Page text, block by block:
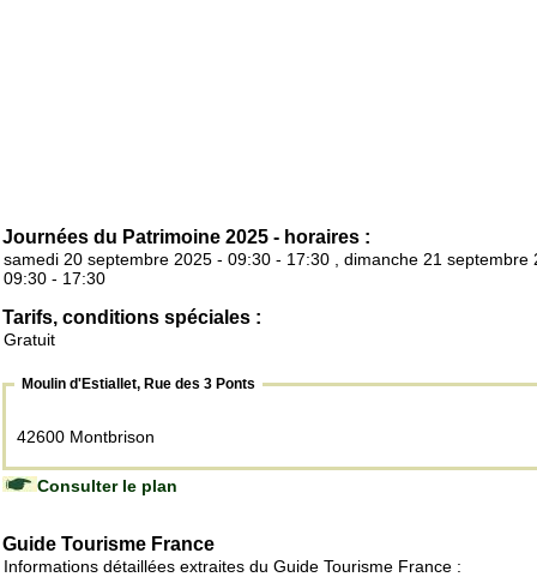
Journées du Patrimoine 2025 - horaires :
samedi 20 septembre 2025 - 09:30 - 17:30 , dimanche 21 septembre
09:30 - 17:30
Tarifs, conditions spéciales :
Gratuit
Moulin d'Estiallet, Rue des 3 Ponts
42600 Montbrison
Consulter le plan
Guide Tourisme France
Informations détaillées extraites du Guide Tourisme France :